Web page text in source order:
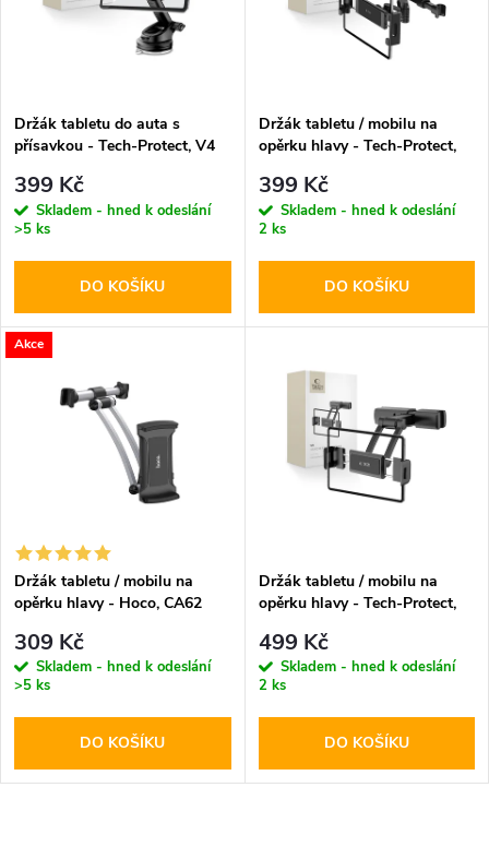
p
r
o
d
u
s
p
r
o
d
ů
Držák tabletu do auta s
přísavkou - Tech-Protect, V4
399 Kč
Skladem - hned k odeslání
>5 ks
DO KOŠÍKU
Držák tabletu / mobilu na
opěrku hlavy - Tech-Protect,
399 Kč
Skladem - hned k odeslání
2 ks
DO KOŠÍKU
Akce
Držák tabletu / mobilu na
opěrku hlavy - Hoco, CA62
309 Kč
Skladem - hned k odeslání
>5 ks
DO KOŠÍKU
Držák tabletu / mobilu na
opěrku hlavy - Tech-Protect,
499 Kč
Skladem - hned k odeslání
2 ks
DO KOŠÍKU